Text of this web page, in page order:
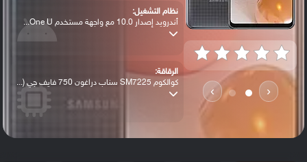
‹
›
نظام التشغيل:
أندرويد إصدار 10.0 مع واجهة مستخدم One U...
الرقاقة:
كوالكوم SM7225 سناب دراغون 750 فايف جي (...
الرام / التخزين: